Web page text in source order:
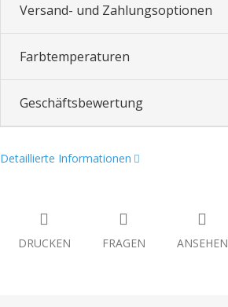
Versand- und Zahlungsoptionen
Farbtemperaturen
Geschäftsbewertung
Detaillierte Informationen
DRUCKEN FRAGEN ANSEHEN